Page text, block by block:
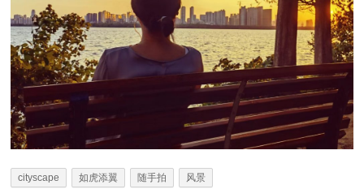
cityscape 如虎添翼 随手拍 风景